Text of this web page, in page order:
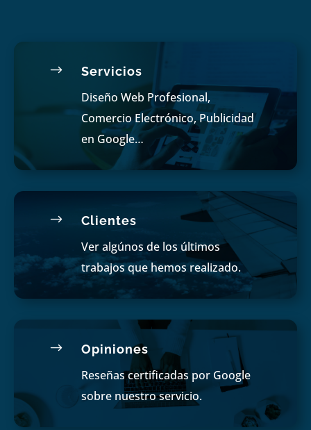
$ Servicios
Diseño Web Profesional,
Comercio Electrónico, Publicidad
en Google…
$ Clientes
Ver algúnos de los últimos
trabajos que hemos realizado.
$ Opiniones
Reseñas certificadas por Google
sobre nuestro servicio.